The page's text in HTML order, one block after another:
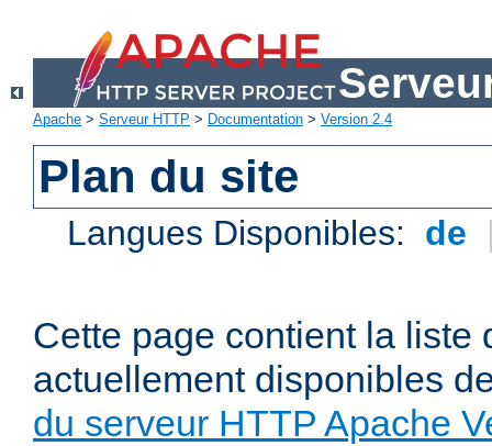
Apache > Serveur HTTP > Documentation > Version 2.4
Plan du site
Langues Disponibles: de
Cette page contient la liste
actuellement disponibles
du serveur HTTP Apache